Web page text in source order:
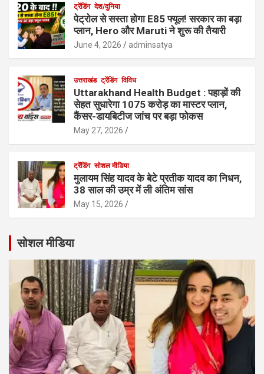
ट्रेंडिंग देश/दुनिया
पेट्रोल से सस्ता होगा E85 फ्यूल! सरकार का बड़ा
प्लान, Hero और Maruti ने शुरू की तैयारी
June 4, 2026 adminsatya
उत्तराखंड ट्रेंडिंग विविध
Uttarakhand Health Budget : पहाड़ों की
सेहत सुधारेगा 1075 करोड़ का मास्टर प्लान,
कैंसर-डायबिटीज जांच पर बड़ा फोकस
May 27, 2026
ट्रेंडिंग सोशल मीडिया
मुलायम सिंह यादव के बेटे प्रतीक यादव का निधन,
38 साल की उम्र में ली अंतिम सांस
May 15, 2026
सोशल मीडिया